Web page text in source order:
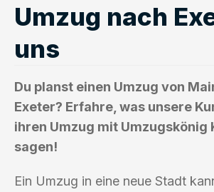
Umzug nach
uns
Du planst einen Umzug von
Exeter? Erfahre, was unsere
ihren Umzug mit Umzugskönig
sagen!
Ein Umzug in eine neue Stadt